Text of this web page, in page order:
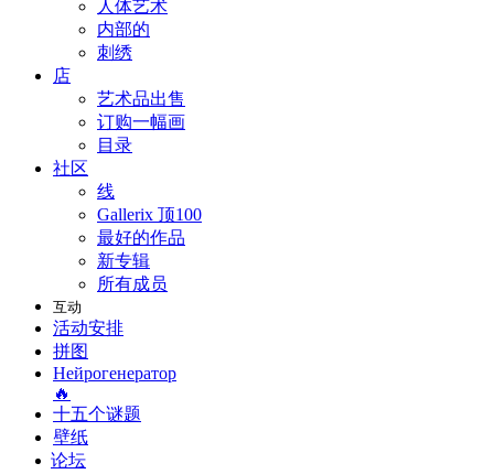
人体艺术
内部的
刺绣
店
艺术品出售
订购一幅画
目录
社区
线
Gallerix 顶100
最好的作品
新专辑
所有成员
互动
活动安排
拼图
Нейрогенератор
🔥
十五个谜题
壁纸
论坛